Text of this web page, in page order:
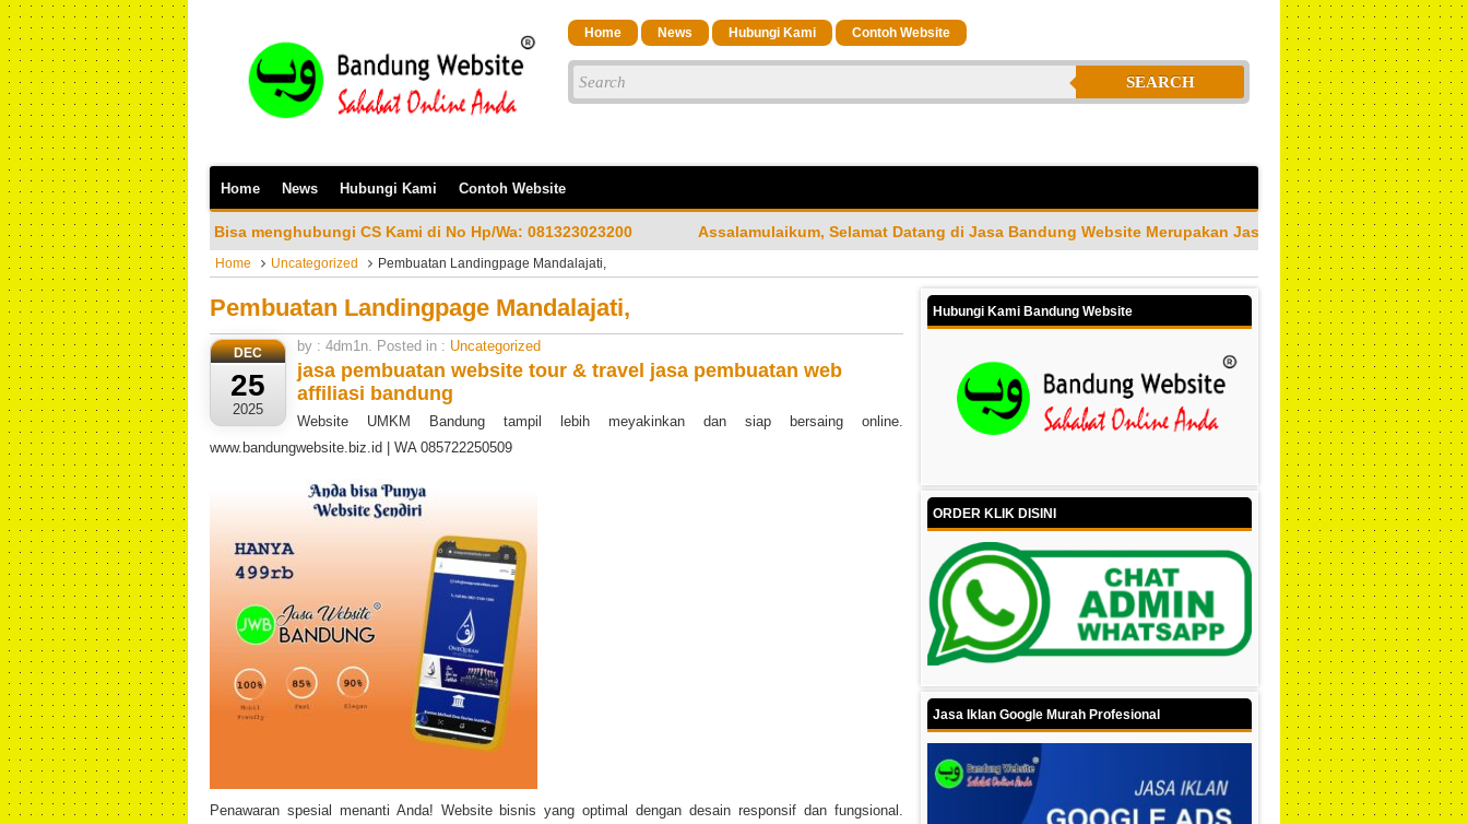
Home News Hubungi Kami Contoh Website
SEARCH
Home News Hubungi Kami Contoh Website
Bisa menghubungi CS Kami di No Hp/Wa: 081323023200 Assalamulaikum, Selamat Datang di Jasa Bandung Website Merupakan Jasa Pembuatan Website Profesional & Amanah
Home Uncategorized Pembuatan Landingpage Mandalajati,
Pembuatan Landingpage Mandalajati,
DEC
25
2025
by : 4dm1n. Posted in : Uncategorized
jasa pembuatan website tour & travel jasa pembuatan web
affiliasi bandung
Website UMKM Bandung tampil lebih meyakinkan dan siap bersaing online.
www.bandungwebsite.biz.id | WA 085722250509
Penawaran spesial menanti Anda! Website bisnis yang optimal dengan desain responsif dan fungsional.
Hubungi Kami Bandung Website
ORDER KLIK DISINI
Jasa Iklan Google Murah Profesional